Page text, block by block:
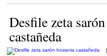
Desfile zeta
castañeda